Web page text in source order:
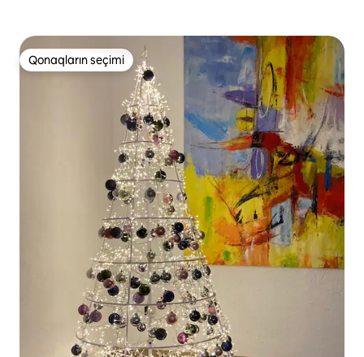
Qonaqların seçimi
Qonaqların seçimi